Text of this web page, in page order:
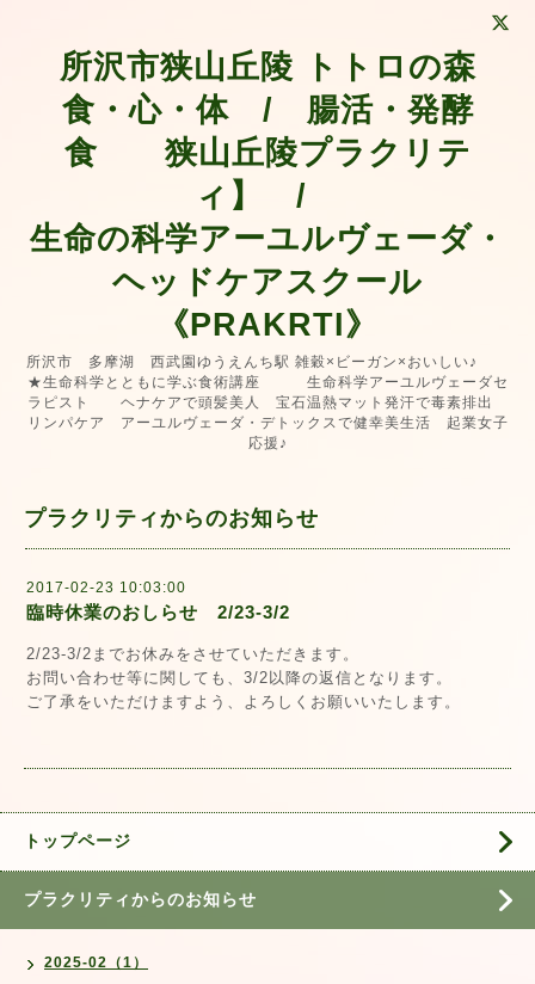
所沢市狭山丘陵 トトロの森
食・心・体 / 腸活・発酵
食 狭山丘陵プラクリテ
ィ】 /
生命の科学アーユルヴェーダ・
ヘッドケアスクール
《PRAKRTI》
所沢市 多摩湖 西武園ゆうえんち駅 雑穀×ビーガン×おいしい♪
★生命科学とともに学ぶ食術講座 生命科学アーユルヴェーダセ
ラピスト ヘナケアで頭髪美人 宝石温熱マット発汗で毒素排出
リンパケア アーユルヴェーダ・デトックスで健幸美生活 起業女子
応援♪
プラクリティからのお知らせ
2017-02-23 10:03:00
臨時休業のおしらせ 2/23-3/2
2/23-3/2までお休みをさせていただきます。
お問い合わせ等に関しても、3/2以降の返信となります。
ご了承をいただけますよう、よろしくお願いいたします。
トップページ
プラクリティからのお知らせ
2025-02（1）